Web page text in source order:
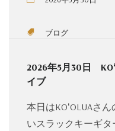
ブログ
2026年5月30日
イブ
本日はKOʻOLUAさ
いスラックキーギタ